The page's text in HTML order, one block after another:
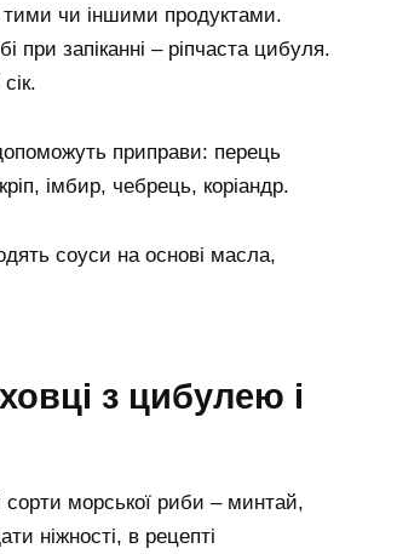
тими чи іншими продуктами.
при запіканні – ріпчаста цибуля.
приправи: перець
імбир, чебрець, коріандр.
соуси на основі масла,
з цибулею і
сорти морської риби – минтай,
ніжності, в рецепті